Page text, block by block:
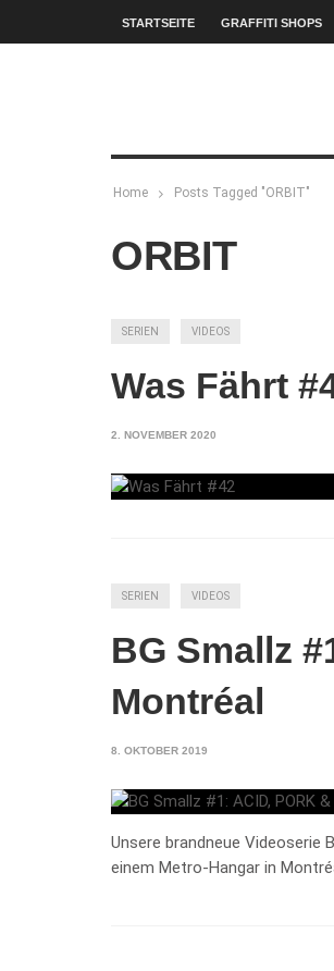
STARTSEITE GRAFFITI SHOPS
Home Posts Tagged "ORBIT"
ORBIT
SERIEN VIDEOS
Was Fährt
2. NOVEMBER 2020
SERIEN VIDEOS
BG Smallz
Montréal
8. OKTOBER 2019
Unsere brandneue Videoserie
einem Metro-Hangar in